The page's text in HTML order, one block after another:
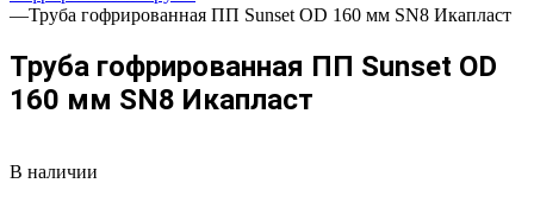
—Труба гофрированная ПП Sunset OD 160 мм SN8 Икапласт
Труба гофрированная ПП Sunset OD
160 мм SN8 Икапласт
В наличии